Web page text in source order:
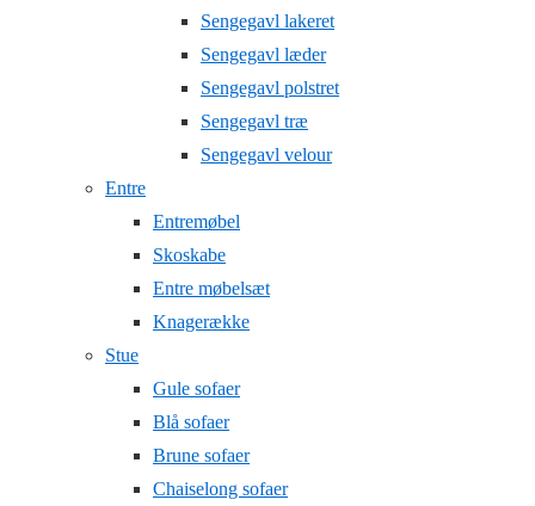
Sengegavl lakeret
Sengegavl læder
Sengegavl polstret
Sengegavl træ
Sengegavl velour
Entre
Entremøbel
Skoskabe
Entre møbelsæt
Knagerække
Stue
Gule sofaer
Blå sofaer
Brune sofaer
Chaiselong sofaer